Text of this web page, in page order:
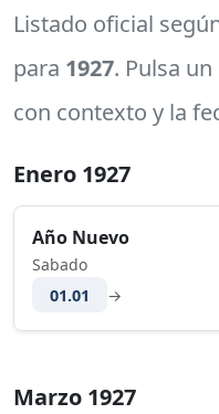
Listado oficial
para 1927. Pulsa
con contexto y la
Enero 1927
Año Nuevo
Sabado
01.01
→
Marzo 1927